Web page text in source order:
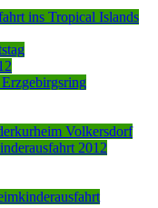
ins Tropical Islands
Volkersdorf
2012